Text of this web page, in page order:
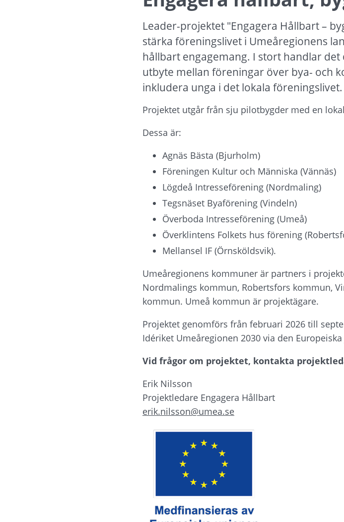
Leader-projektet "Engagera Hållbart –
stärka föreningslivet i Umeåregionens
hållbart engagemang. I stort handlar
utbyte mellan föreningar över bya- och
inkludera unga i det lokala föreningslivet.
Projektet utgår från sju pilotbygder med en
Dessa är:
Agnäs Bästa (Bjurholm)
Föreningen Kultur och Människa (Vännäs)
Lögdeå Intresseförening (Nordmaling)
Tegsnäset Byaförening (Vindeln)
Överboda Intresseförening (Umeå)
Överklintens Folkets hus förening
Mellansel IF (Örnsköldsvik).
Umeåregionens kommuner är partners i
Nordmalings kommun, Robertsfors kommun,
kommun. Umeå kommun är projektägare.
Projektet genomförs från februari 2026 till
Idériket Umeåregionen 2030 via den
Vid frågor om projektet, kontakta
Erik Nilsson
Projektledare Engagera Hållbart
erik.nilsson@umea.se